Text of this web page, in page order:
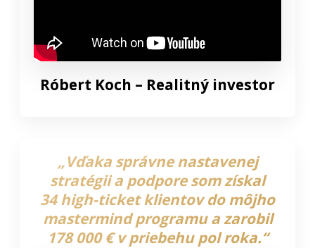
Róbert Koch – Realitný investor
„Vďaka správne nastavenej
stratégii a podpore som získal
34 high-ticket klientov do môjho
mastermind programu a zarobil
178 000 € v priebehu pol roka.“